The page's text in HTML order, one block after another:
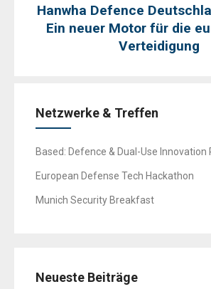
Hanwha Defence
Ein neuer Motor für die
Verteidigung
Netzwerke & Treffen
Based: Defence & Dual-Use
European Defense Tech Hackathon
Munich Security Breakfast
Neueste Beiträge